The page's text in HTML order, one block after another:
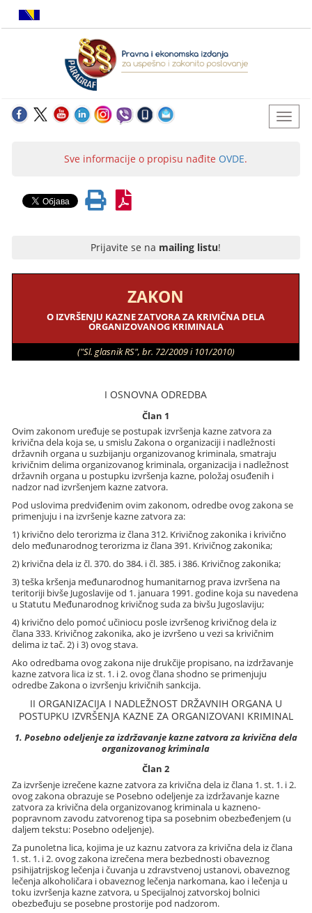
Sve informacije o propisu nađite OVDE.
Prijavite se na mailing listu!
ZAKON
O IZVRŠENJU KAZNE ZATVORA ZA KRIVIČNA DELA
ORGANIZOVANOG KRIMINALA
("Sl. glasnik RS", br. 72/2009 i 101/2010)
I OSNOVNA ODREDBA
Član 1
Ovim zakonom uređuje se postupak izvršenja kazne zatvora za
krivična dela koja se, u smislu Zakona o organizaciji i nadležnosti
državnih organa u suzbijanju organizovanog kriminala, smatraju
krivičnim delima organizovanog kriminala, organizacija i nadležnost
državnih organa u postupku izvršenja kazne, položaj osuđenih i
nadzor nad izvršenjem kazne zatvora.
Pod uslovima predviđenim ovim zakonom, odredbe ovog zakona se
primenjuju i na izvršenje kazne zatvora za:
1) krivično delo terorizma iz člana 312. Krivičnog zakonika i krivično
delo međunarodnog terorizma iz člana 391. Krivičnog zakonika;
2) krivična dela iz čl. 370. do 384. i čl. 385. i 386. Krivičnog zakonika;
3) teška kršenja međunarodnog humanitarnog prava izvršena na
teritoriji bivše Jugoslavije od 1. januara 1991. godine koja su navedena
u Statutu Međunarodnog krivičnog suda za bivšu Jugoslaviju;
4) krivično delo pomoć učiniocu posle izvršenog krivičnog dela iz
člana 333. Krivičnog zakonika, ako je izvršeno u vezi sa krivičnim
delima iz tač. 2) i 3) ovog stava.
Ako odredbama ovog zakona nije drukčije propisano, na izdržavanje
kazne zatvora lica iz st. 1. i 2. ovog člana shodno se primenjuju
odredbe Zakona o izvršenju krivičnih sankcija.
II ORGANIZACIJA I NADLEŽNOST DRŽAVNIH ORGANA U
POSTUPKU IZVRŠENJA KAZNE ZA ORGANIZOVANI KRIMINAL
1. Posebno odeljenje za izdržavanje kazne zatvora za krivična dela
organizovanog kriminala
Član 2
Za izvršenje izrečene kazne zatvora za krivična dela iz člana 1. st. 1. i 2.
ovog zakona obrazuje se Posebno odeljenje za izdržavanje kazne
zatvora za krivična dela organizovanog kriminala u kazneno-
popravnom zavodu zatvorenog tipa sa posebnim obezbeđenjem (u
daljem tekstu: Posebno odeljenje).
Za punoletna lica, kojima je uz kaznu zatvora za krivična dela iz člana
1. st. 1. i 2. ovog zakona izrečena mera bezbednosti obaveznog
psihijatrijskog lečenja i čuvanja u zdravstvenoj ustanovi, obaveznog
lečenja alkoholičara i obaveznog lečenja narkomana, kao i lečenja u
toku izvršenja kazne zatvora, u Specijalnoj zatvorskoj bolnici
obezbeđuju se posebne prostorije pod nadzorom.